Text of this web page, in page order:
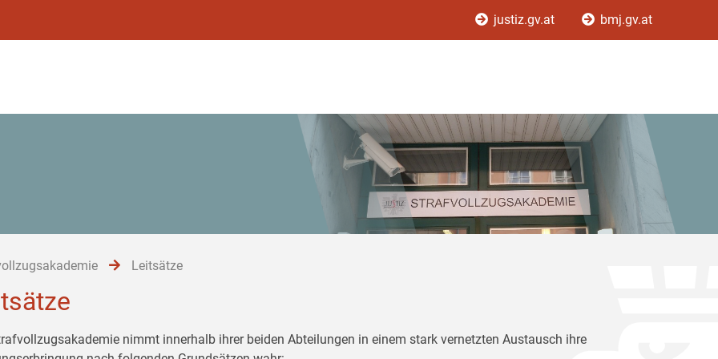
justiz.gv.at bmj.gv.at
Leitsätze
nimmt innerhalb ihrer beiden Abteilungen in einem stark vernetzten Austausch ihre